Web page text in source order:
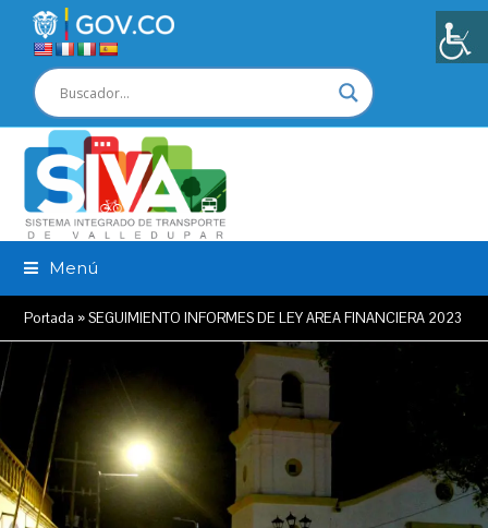
Menú
Portada »SEGUIMIENTO INFORMES DE LEY AREA FINANCIERA 2023